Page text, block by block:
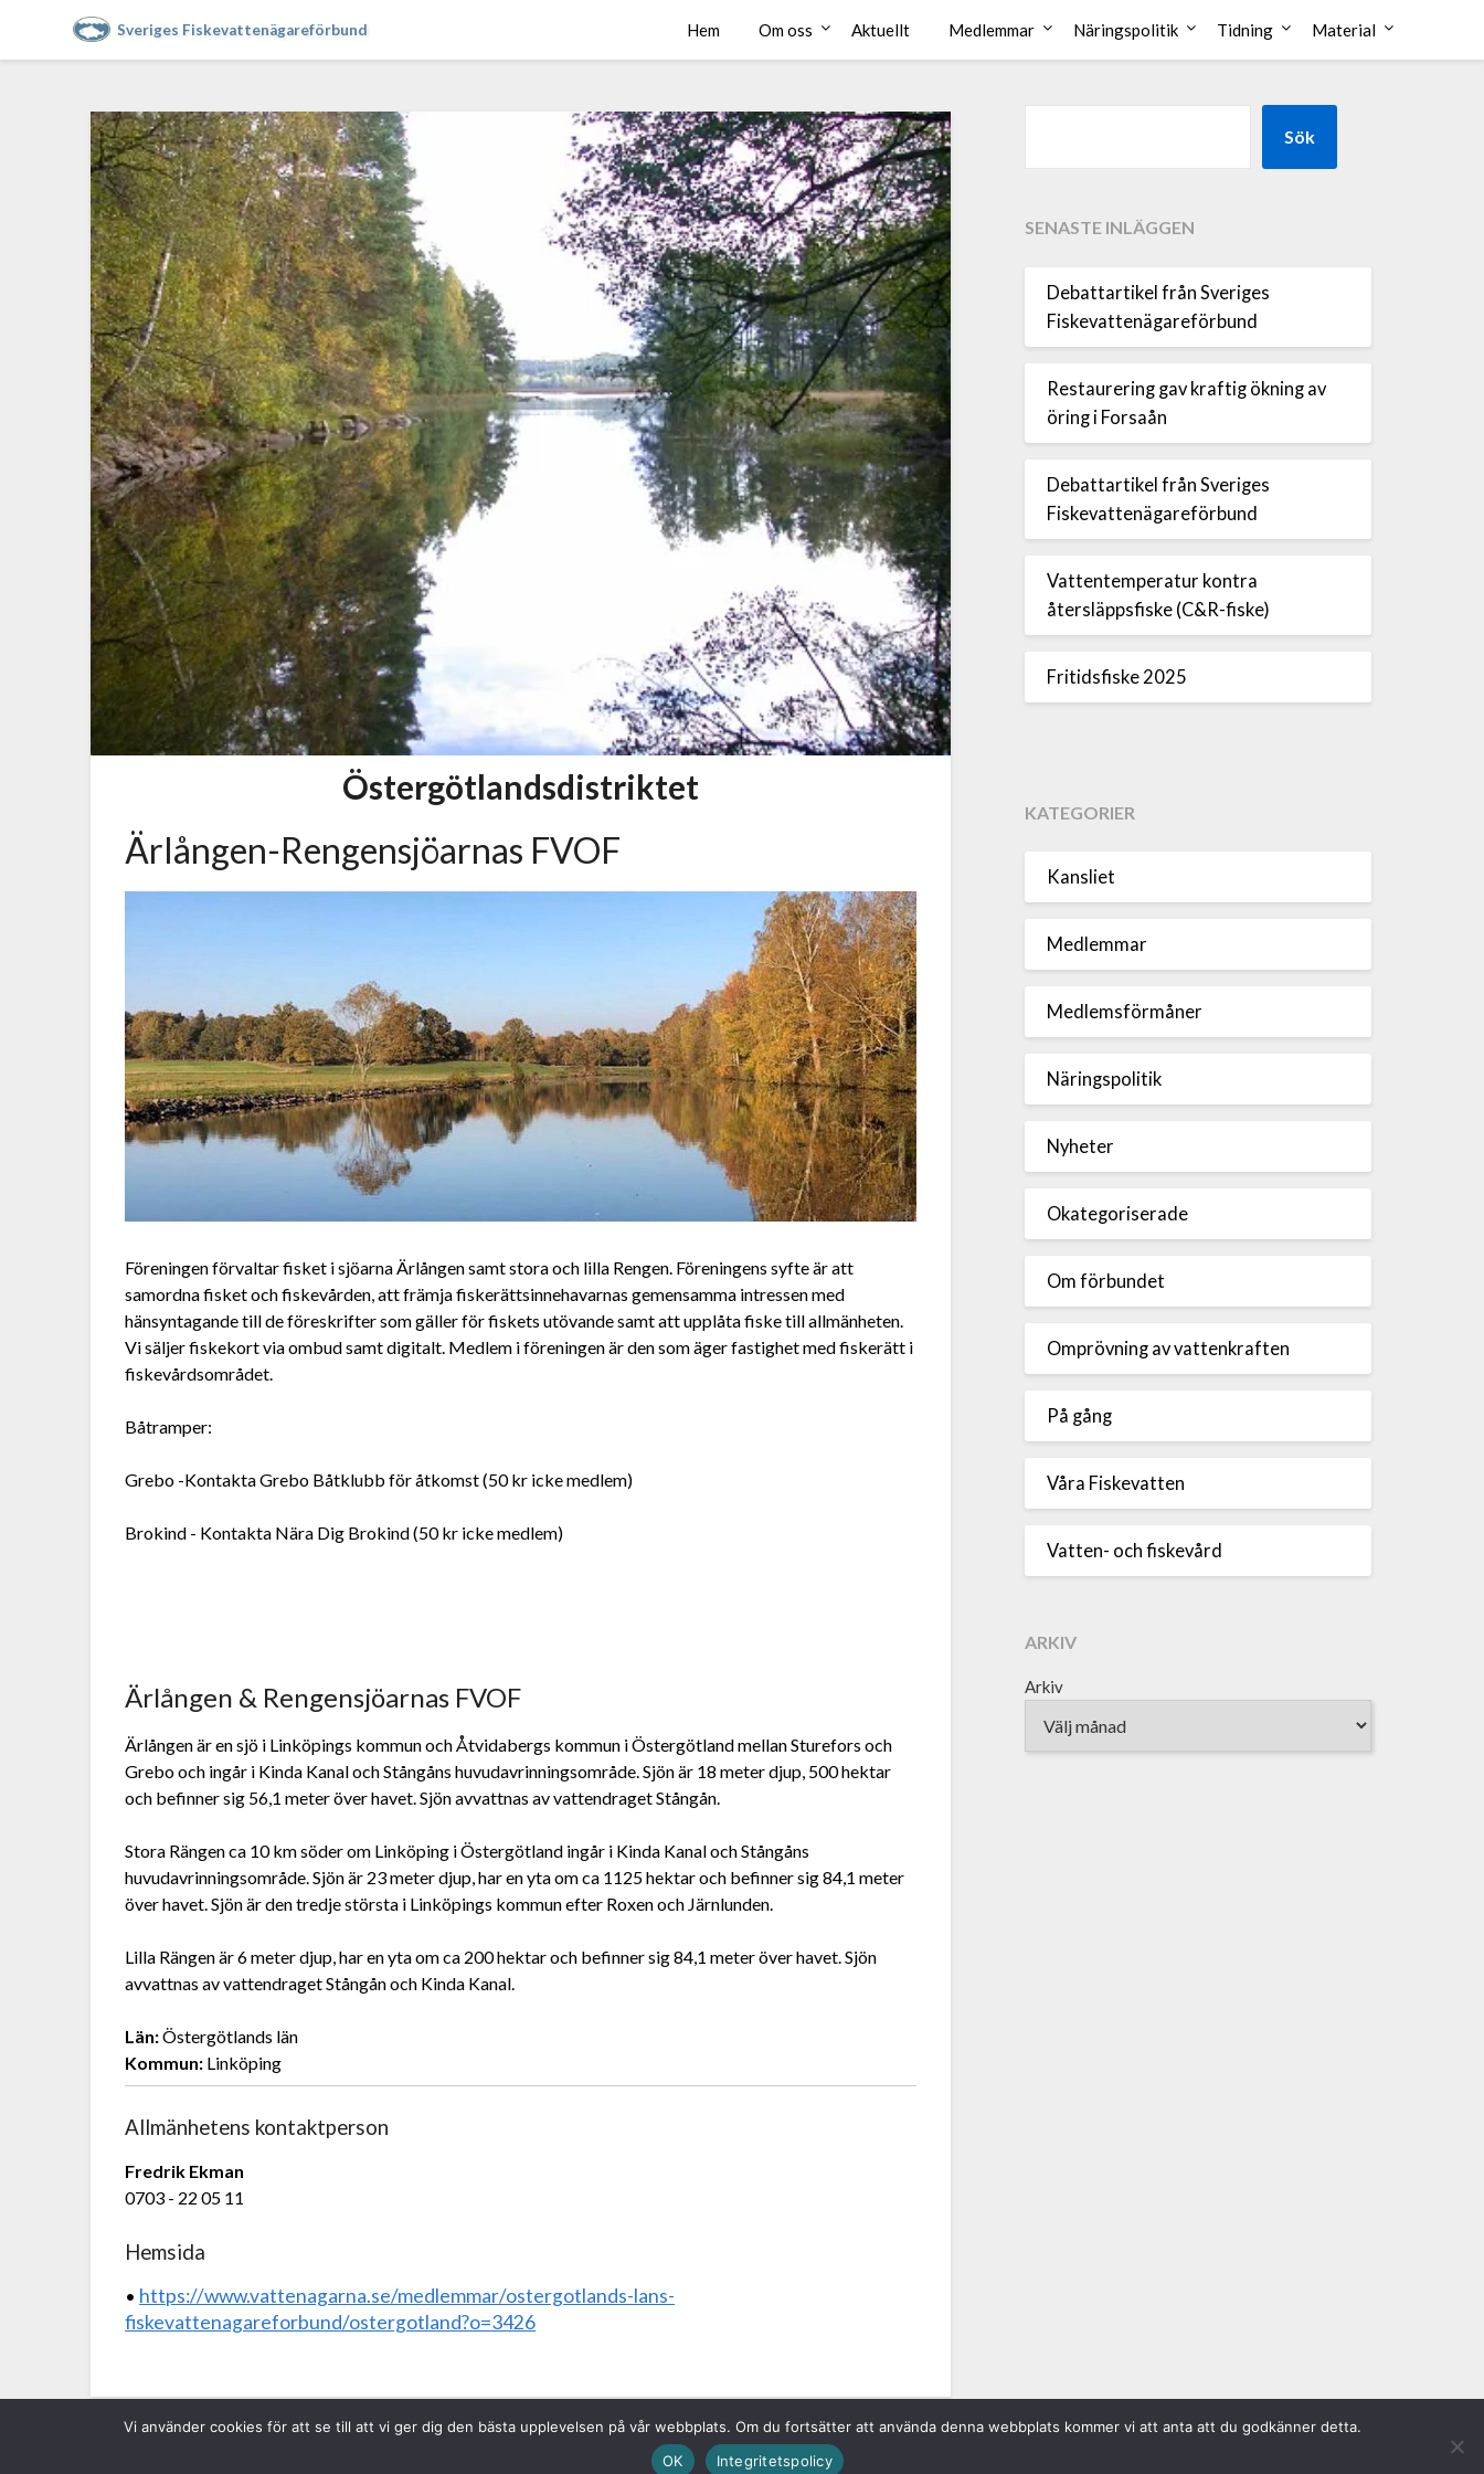
Sveriges Fiskevattenägareförbund Hem Om oss Aktuellt Medlemmar Näringspolitik Tidning Material
Östergötlandsdistriktet
Ärlången-Rengensjöarnas FVOF
Föreningen förvaltar fisket i sjöarna Ärlången samt stora och lilla Rengen. Föreningens syfte är att
samordna fisket och fiskevården, att främja fiskerättsinnehavarnas gemensamma intressen med
hänsyntagande till de föreskrifter som gäller för fiskets utövande samt att upplåta fiske till allmänheten.
Vi säljer fiskekort via ombud samt digitalt. Medlem i föreningen är den som äger fastighet med fiskerätt i
fiskevårdsområdet.
Båtramper:
Grebo -Kontakta Grebo Båtklubb för åtkomst (50 kr icke medlem)
Brokind - Kontakta Nära Dig Brokind (50 kr icke medlem)
Ärlången & Rengensjöarnas FVOF
Ärlången är en sjö i Linköpings kommun och Åtvidabergs kommun i Östergötland mellan Sturefors och
Grebo och ingår i Kinda Kanal och Stångåns huvudavrinningsområde. Sjön är 18 meter djup, 500 hektar
och befinner sig 56,1 meter över havet. Sjön avvattnas av vattendraget Stångån.
Stora Rängen ca 10 km söder om Linköping i Östergötland ingår i Kinda Kanal och Stångåns
huvudavrinningsområde. Sjön är 23 meter djup, har en yta om ca 1125 hektar och befinner sig 84,1 meter
över havet. Sjön är den tredje största i Linköpings kommun efter Roxen och Järnlunden.
Lilla Rängen är 6 meter djup, har en yta om ca 200 hektar och befinner sig 84,1 meter över havet. Sjön
avvattnas av vattendraget Stångån och Kinda Kanal.
Län:Östergötlands län
Kommun: Linköping
Allmänhetens kontaktperson
Fredrik Ekman
0703 - 22 05 11
Hemsida
• https://www.vattenagarna.se/medlemmar/ostergotlands-lans-
fiskevattenagareforbund/ostergotland?o=3426
Sök
SENASTE INLÄGGEN
Debattartikel från Sveriges
Fiskevattenägareförbund
Restaurering gav kraftig ökning av
öring i Forsaån
Debattartikel från Sveriges
Fiskevattenägareförbund
Vattentemperatur kontra
återsläppsfiske (C&R-fiske)
Fritidsfiske 2025
KATEGORIER
Kansliet
Medlemmar
Medlemsförmåner
Näringspolitik
Nyheter
Okategoriserade
Om förbundet
Omprövning av vattenkraften
På gång
Våra Fiskevatten
Vatten- och fiskevård
ARKIV
Arkiv
Sveriges Fiskevattenägareförbund • Borgmästaregatan 9, 371 15 Karlskrona • info@vattenagarna.se • 0455-300 312 • Org.Nr: 802010-8588 || Produktion: Alvega & Co AB ||
Vi använder cookies för att se till att vi ger dig den bästa upplevelsen på vår webbplats. Om du fortsätter att använda denna webbplats kommer vi att anta att du godkänner detta.
OK
Integritetspolicy